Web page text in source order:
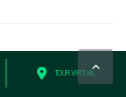
TOUR VIRTUAL